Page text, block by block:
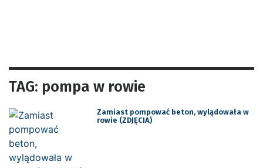
TAG: pompa w rowie
Zamiast pompować beton, wylądowała w
rowie (ZDJĘCIA)